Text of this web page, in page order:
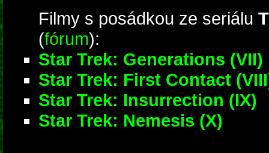
Filmy s posádkou ze seriálu
(fórum):
Star Trek: Generations (VII)
Star Trek: First Contact
Star Trek: Insurrection (IX)
Star Trek: Nemesis (X)